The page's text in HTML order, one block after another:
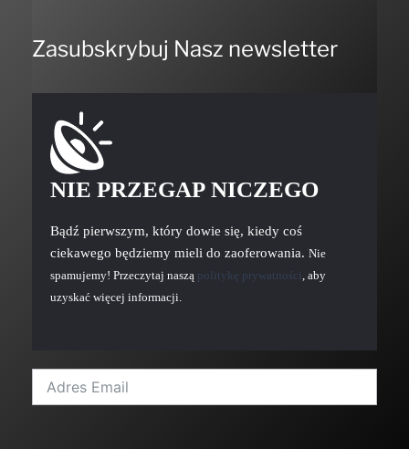
Zasubskrybuj Nasz newsletter
NIE PRZEGAP NICZEGO
Bądź pierwszym, który dowie się, kiedy coś
ciekawego będziemy mieli do zaoferowania. Nie
spamujemy! Przeczytaj naszą politykę prywatności, aby
uzyskać więcej informacji.